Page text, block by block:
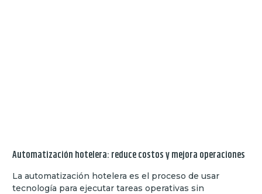
Automatización hotelera: reduce costos y mejora operaciones
La automatización hotelera es el proceso de usar
tecnología para ejecutar tareas operativas sin